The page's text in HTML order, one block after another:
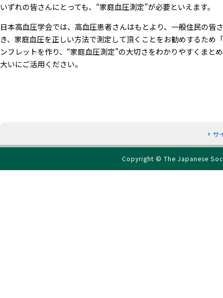
いずれの皆さんにとっても、“家庭血圧測定”が必要といえます。
日本高血圧学会では、高血圧患者さんはもとより、一般住民の皆
き、家庭血圧を正しい方法で測定して頂くことをお勧めするため
ンフレットを作り、“家庭血圧測定”の大切さをわかりやすくまと
大いにご活用ください。
サ
Copyright © The Japanese